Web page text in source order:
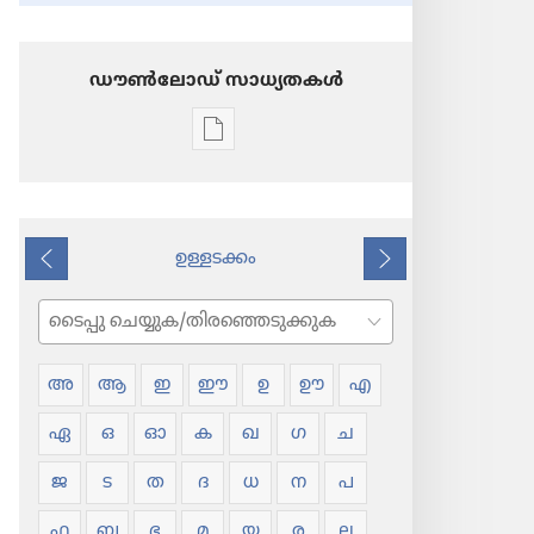
ഡൗണ്‍ലോഡ് സാധ്യതകള്‍
പ്രസിദ്ധീകരണങ്ങൾ
പദാവലി
പുറകിലുള്ളത്
ഉള്ളടക്കം
അടുത്തത്
തിരയുക
അ
ആ ഇ ഈ ഉ ഊ എ
ഏ ഒ ഓ ക ഖ ഗ ച
ജ ട ത ദ ധ ന പ